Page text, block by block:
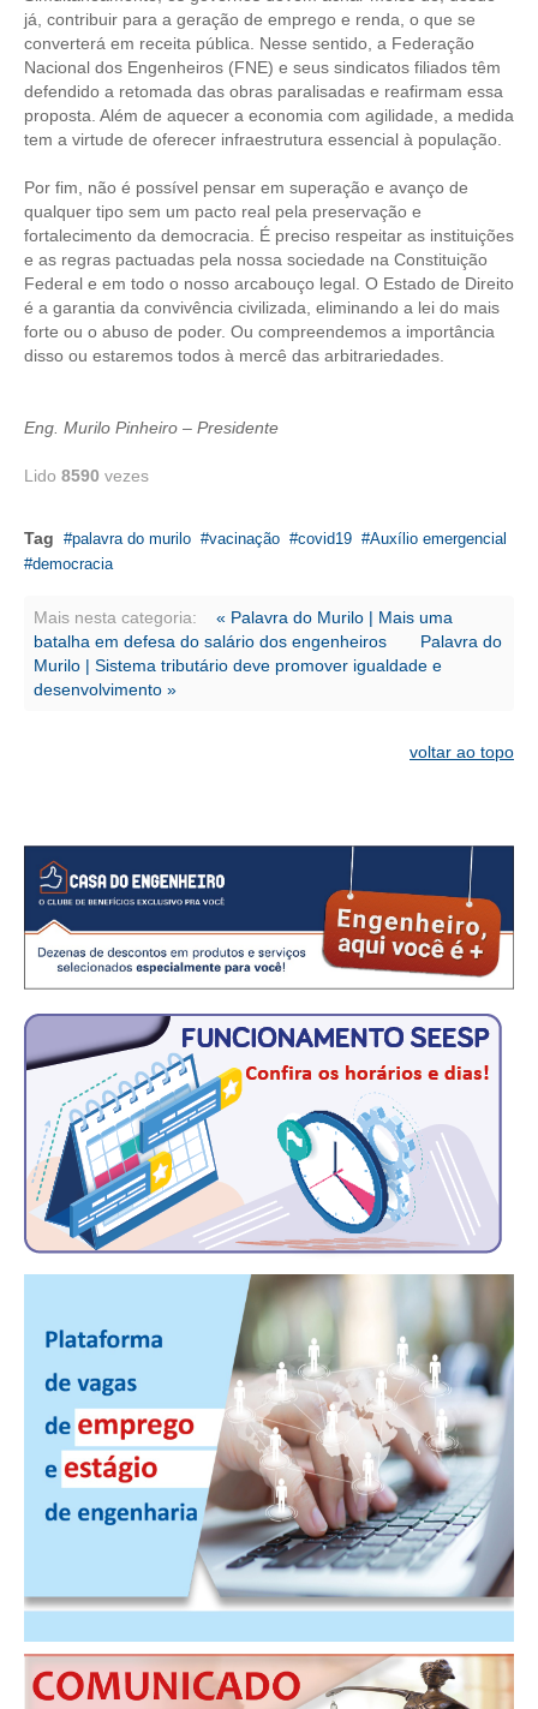
CONTATO
CURSOS
ENGENHEIRO EMPREENDEDOR
SEESP EDUCAÇÃO
PLATAFORMAS GRATUITAS
BENEFÍCIOS
APOSENTADORIA
PLANO DE SAÚDE
CONSÓRCIOS
COMUNICAÇÃO
PALAVRA DO MURILO
AGENDA
SEESP NOTÍCIAS
PUBLICAÇÕES
PUBLICIDADE
MANUAL DE REDAÇÃO
RELEASES
CONTATO
ASSOCIE-SE
ATUALIZAÇÃO CADASTRAL
NÚCLEO JOVEM
já, contribuir para a geração de emprego e renda, o que se
converterá em receita pública. Nesse sentido, a Federação
Nacional dos Engenheiros (FNE) e seus sindicatos filiados têm
defendido a retomada das obras paralisadas e reafirmam essa
proposta. Além de aquecer a economia com agilidade, a medida
tem a virtude de oferecer infraestrutura essencial à população.
Por fim, não é possível pensar em superação e avanço de
qualquer tipo sem um pacto real pela preservação e
fortalecimento da democracia. É preciso respeitar as instituições
e as regras pactuadas pela nossa sociedade na Constituição
Federal e em todo o nosso arcabouço legal. O Estado de Direito
é a garantia da convivência civilizada, eliminando a lei do mais
forte ou o abuso de poder. Ou compreendemos a importância
disso ou estaremos todos à mercê das arbitrariedades.
Eng. Murilo Pinheiro – Presidente
Lido 8590 vezes
Tag palavra do murilo vacinação covid19
Auxílio emergencial
democracia
Mais nesta categoria:
« Palavra do Murilo | Mais uma
batalha em defesa do salário dos engenheiros
Palavra do
Murilo | Sistema tributário deve promover igualdade e
desenvolvimento »
voltar ao topo